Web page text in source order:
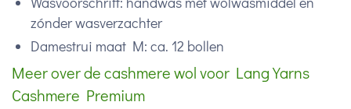
zónder wasverzachter
Damestrui maat M: ca. 12 bollen
Meer over de cashmere wol voor Lang Yarns
Cashmere Premium